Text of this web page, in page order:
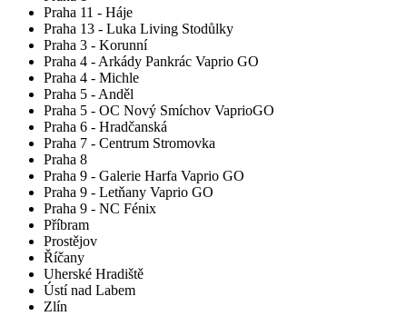
Praha 11 - Háje
Praha 13 - Luka Living Stodůlky
Praha 3 - Korunní
Praha 4 - Arkády Pankrác Vaprio GO
Praha 4 - Michle
Praha 5 - Anděl
Praha 5 - OC Nový Smíchov VaprioGO
Praha 6 - Hradčanská
Praha 7 - Centrum Stromovka
Praha 8
Praha 9 - Galerie Harfa Vaprio GO
Praha 9 - Letňany Vaprio GO
Praha 9 - NC Fénix
Příbram
Prostějov
Říčany
Uherské Hradiště
Ústí nad Labem
Zlín